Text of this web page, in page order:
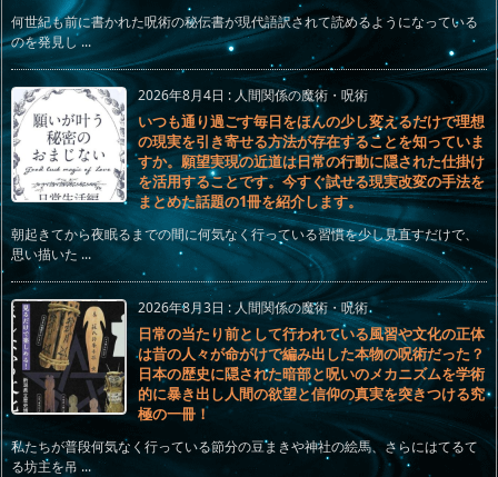
何世紀も前に書かれた呪術の秘伝書が現代語訳されて読めるようになっている
のを発見し ...
2026年8月4日 : 人間関係の魔術・呪術
いつも通り過ごす毎日をほんの少し変えるだけで理想
の現実を引き寄せる方法が存在することを知っていま
すか。願望実現の近道は日常の行動に隠された仕掛け
を活用することです。今すぐ試せる現実改変の手法を
まとめた話題の1冊を紹介します。
朝起きてから夜眠るまでの間に何気なく行っている習慣を少し見直すだけで、
思い描いた ...
2026年8月3日 : 人間関係の魔術・呪術
日常の当たり前として行われている風習や文化の正体
は昔の人々が命がけで編み出した本物の呪術だった？
日本の歴史に隠された暗部と呪いのメカニズムを学術
的に暴き出し人間の欲望と信仰の真実を突きつける究
極の一冊！
私たちが普段何気なく行っている節分の豆まきや神社の絵馬、さらにはてるて
る坊主を吊 ...